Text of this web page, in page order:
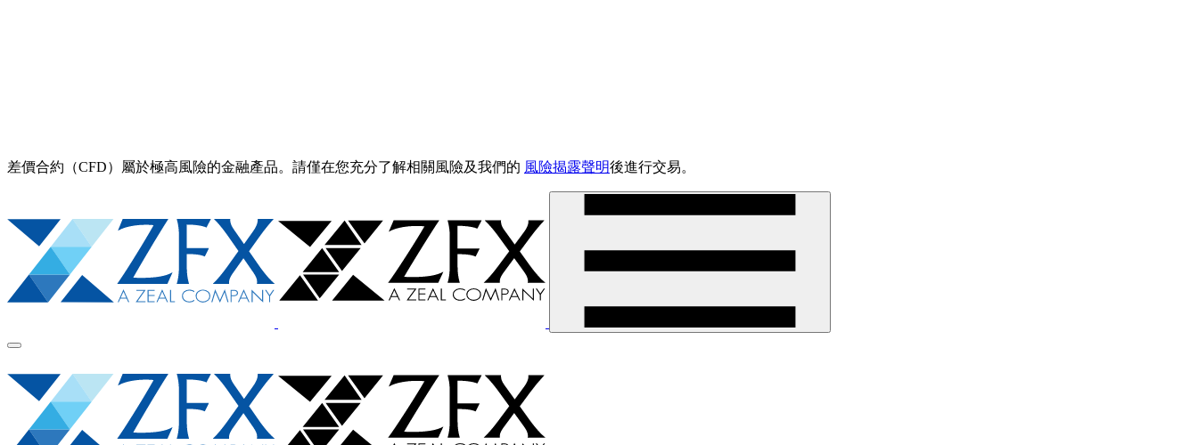
差價合約（CFD）屬於極高風險的金融產品。請僅在您充分了解相關風險及我們的 風險揭露聲明後進行交易。